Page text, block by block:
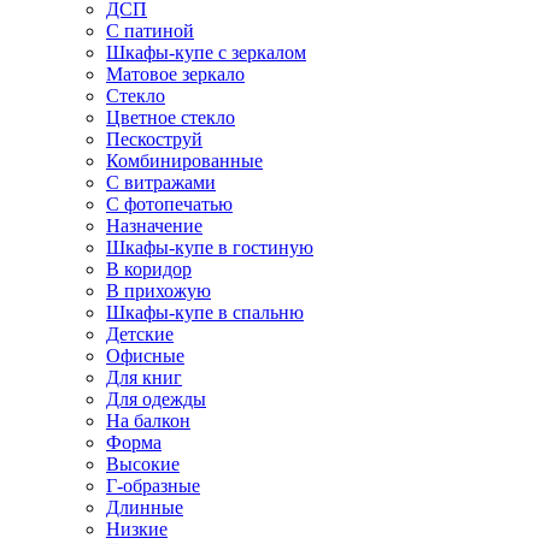
ДСП
С патиной
Шкафы-купе с зеркалом
Матовое зеркало
Стекло
Цветное стекло
Пескоструй
Комбинированные
С витражами
С фотопечатью
Назначение
Шкафы-купе в гостиную
В коридор
В прихожую
Шкафы-купе в спальню
Детские
Офисные
Для книг
Для одежды
На балкон
Форма
Высокие
Г-образные
Длинные
Низкие